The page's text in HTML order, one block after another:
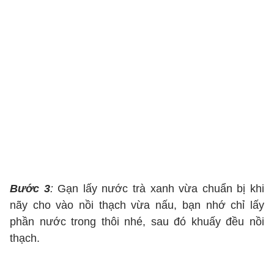
Bước 3: Gạn lấy nước trà xanh vừa chuẩn bị khi
nãy cho vào nồi thạch vừa nấu, bạn nhớ chỉ lấy
phần nước trong thôi nhé, sau đó khuấy đều nồi
thạch.